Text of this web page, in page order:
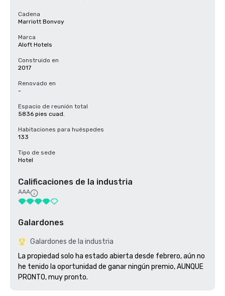
Cadena
Marriott Bonvoy
Marca
Aloft Hotels
Construido en
2017
Renovado en
-
Espacio de reunión total
5836 pies cuad.
Habitaciones para huéspedes
133
Tipo de sede
Hotel
Calificaciones de la industria
AAA
Galardones
Galardones de la industria
La propiedad solo ha estado abierta desde febrero, aún no
he tenido la oportunidad de ganar ningún premio, AUNQUE
PRONTO, muy pronto.